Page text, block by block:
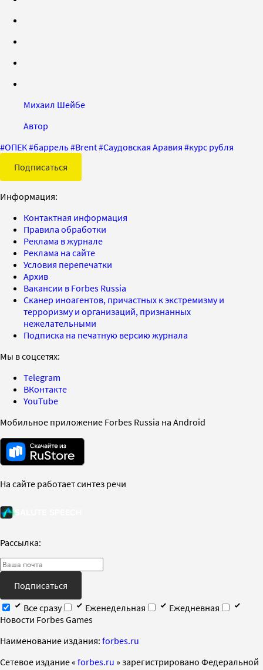
Михаил Шейбе
Автор
#ОПЕК#баррель#Brent#Саудовская Аравия #курс рубля
Подписаться
Информация:
Контактная информация
Правила обработки
Реклама в журнале
Реклама на сайте
Условия перепечатки
Архив
Вакансии в Forbes Russia
Сканер иноагентов, причастных к экстремизму и
терроризму и организаций, признанных
нежелательными
Подписка на печатную версию журнала
Мы в соцсетях:
Telegram
ВКонтакте
YouTube
Мобильное приложение Forbes Russia на Android
На сайте работает синтез речи
Рассылка:
Подписаться
Все сразу
Еженедельная
Ежедневная
Новости Forbes Games
Наименование издания: forbes.ru
Cетевое издание « forbes.ru » зарегистрировано Федеральной